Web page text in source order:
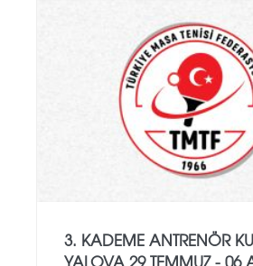
3. KADEME ANTRENÖR
YALOVA 29 TEMMUZ - 06